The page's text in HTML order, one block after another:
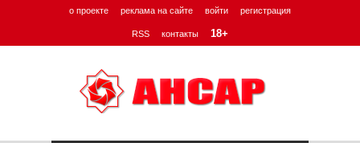
о проекте реклама на сайте войти регистрация
RSS контакты 18+